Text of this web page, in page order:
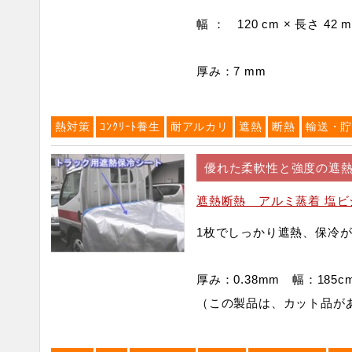
幅 ： 120 cm × 長さ 42 m
厚み：7 mm
熱対策 ｺﾝｸﾘｰﾄ養生 耐アルカリ 遮熱 断熱 輸送・
優れた柔軟性と強度の遮
遮熱断熱 アルミ蒸着 塩ビ
1枚でしっかり遮熱、保冷
厚み：0.38mm 幅：
（この製品は、カット品が